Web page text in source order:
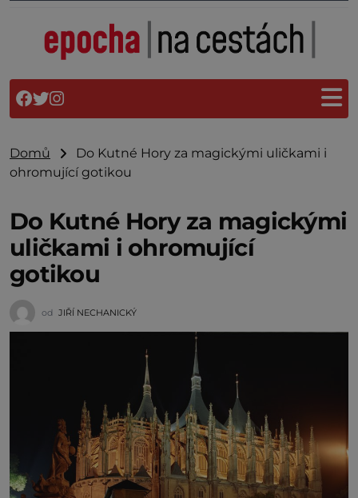
Domů
Do Kutné Hory za magickými uličkami i
ohromující gotikou
Do Kutné Hory za magickými
uličkami i ohromující
gotikou
od JIŘÍ NECHANICKÝ